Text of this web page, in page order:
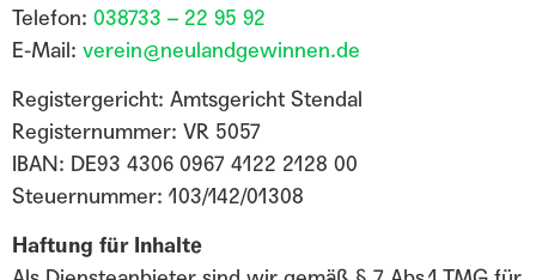
Telefon: 038733 – 22 95 92
E-Mail: verein@neulandgewinnen.de
Registergericht: Amtsgericht Stendal
Registernummer: VR 5057
IBAN: DE93 4306 0967 4122 2128 00
Steuernummer: 103/142/01308
Haftung für Inhalte